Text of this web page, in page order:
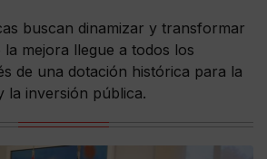
buscan dinamizar y transformar
mejora llegue a todos los
de una dotación histórica para la
la inversión pública.